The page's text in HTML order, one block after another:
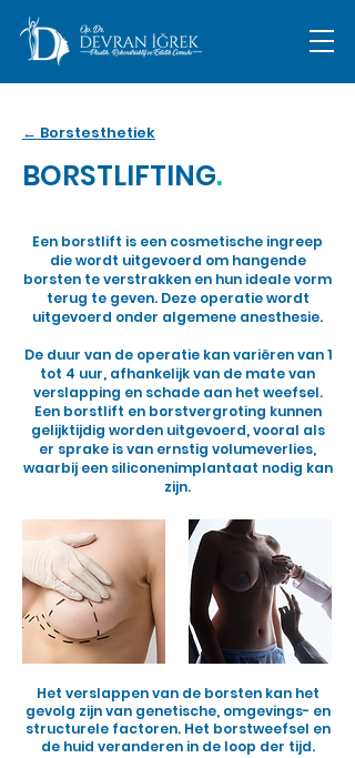
← Borstesthetiek
BORSTLIFTING​.
Een borstlift is een cosmetische ingreep
die wordt uitgevoerd om hangende
borsten te verstrakken en hun ideale vorm
terug te geven. Deze operatie wordt
uitgevoerd onder algemene anesthesie.
De duur van de operatie kan variëren van 1
tot 4 uur, afhankelijk van de mate van
verslapping en schade aan het weefsel.
Een borstlift en borstvergroting kunnen
gelijktijdig worden uitgevoerd, vooral als
er sprake is van ernstig volumeverlies,
waarbij een siliconenimplantaat nodig kan
zijn.
Het verslappen van de borsten kan het
gevolg zijn van genetische, omgevings- en
structurele factoren. Het borstweefsel en
de huid veranderen in de loop der tijd.